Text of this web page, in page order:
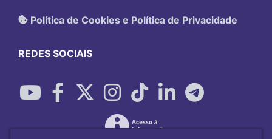
Política de Cookies e Política de Privacidade
REDES SOCIAIS